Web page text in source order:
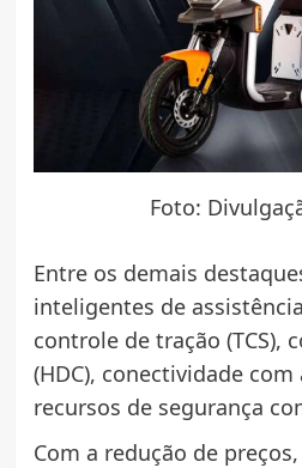
Foto:
Entre os demais
inteligentes de
controle de tração (TCS),
(HDC), conectividade
recursos de segurança
Com a redução de preços,